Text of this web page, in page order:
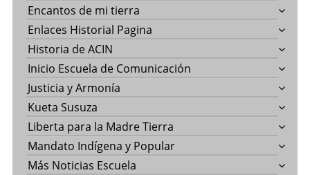
Encantos de mi tierra
Enlaces Historial Pagina
Historia de ACIN
Inicio Escuela de Comunicación
Justicia y Armonía
Kueta Susuza
Liberta para la Madre Tierra
Mandato Indígena y Popular
Más Noticias Escuela